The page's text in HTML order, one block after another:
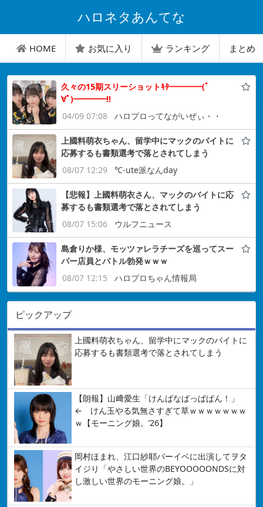
ハロネタあんてな
HOME お気に入り ランキング まとめ
久々の15期スリーショットｷﾀ━━━━(ﾟ
∀ﾟ)━━━━!!
04/09 07:08
ハロプロってながいぜぃ・・
上國料萌衣ちゃん、留学中にマックのバイトに
応募するも書類選考で落とされてしまう
08/07 12:29
℃-ute派なんday
【悲報】上國料萌衣さん、マックのバイトに応
募するも書類選考で落とされてしまう
08/07 15:06
ウルフニュース
島倉りか様、モッツァレラチーズを巡ってスー
パー店員とバトル勃発ｗｗｗ
08/07 12:15
ハロプロちゃん情報局
ピックアップ
上國料萌衣ちゃん、留学中にマックのバイトに
応募するも書類選考で落とされてしまう
【朗報】山﨑愛生「けんぱなぱっぱぱん！」
← けん玉やる気無さすぎて草ｗｗｗｗｗｗｗ
ｗ【モーニング娘。’26】
岡村ほまれ、江口紗耶バーイベに出演してヲタ
イジり「やさしい世界のBEYOOOOONDSに対
し激しい世界のモーニング娘。」